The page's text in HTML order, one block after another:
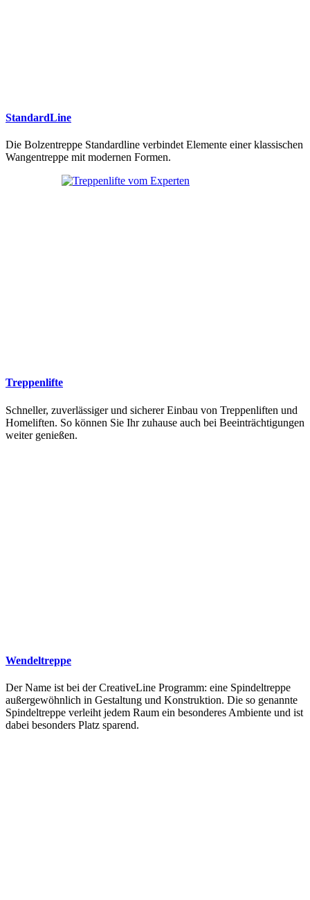
StandardLine
Die Bolzentreppe Standardline verbindet Elemente einer klassischen
Wangentreppe mit modernen Formen.
Treppenlifte
Schneller, zuverlässiger und sicherer Einbau von Treppenliften und
Homeliften. So können Sie Ihr zuhause auch bei Beeinträchtigungen
weiter genießen.
Wendeltreppe
Der Name ist bei der CreativeLine Programm: eine Spindeltreppe
außergewöhnlich in Gestaltung und Konstruktion. Die so genannte
Spindeltreppe verleiht jedem Raum ein besonderes Ambiente und ist
dabei besonders Platz sparend.